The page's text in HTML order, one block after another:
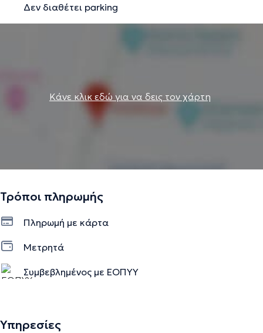
Δεν διαθέτει parking
Κάνε κλικ εδώ για να δεις τον χάρτη
Τρόποι πληρωμής
Πληρωμή με κάρτα
Μετρητά
Συμβεβλημένος με ΕΟΠΥΥ
Υπηρεσίες